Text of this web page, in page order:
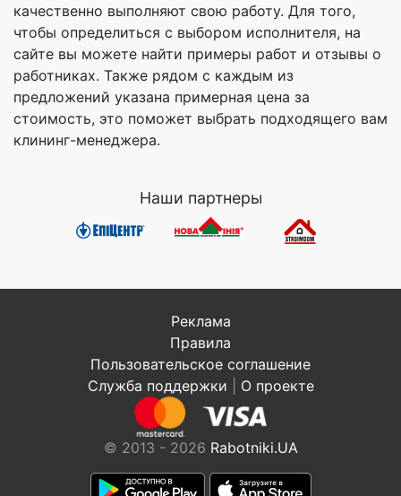
качественно выполняют свою работу. Для того,
чтобы определиться с выбором исполнителя, на
сайте вы можете найти примеры работ и отзывы о
работниках. Также рядом с каждым из
предложений указана примерная цена за
стоимость, это поможет выбрать подходящего вам
клининг-менеджера.
Наши партнеры
Реклама
Правила
Пользовательское соглашение
Служба поддержки
О проекте
© 2013 - 2026 Rabotniki.UA